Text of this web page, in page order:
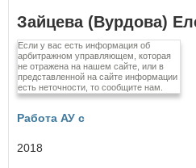
Вологодская область
Воронежская область
Е
Еврейская автономная
З
Забайкальский край
Зайцева (Вурдова)
Если у вас есть информация об
арбитражном управляющем, которая
не отражена на нашем сайте, или в
представленной на сайте информации
есть неточности, то сообщите нам.
Работа АУ с
2018